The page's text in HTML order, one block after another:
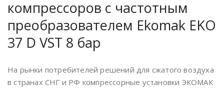
компрессоров с частотным
преобразователем Ekomak EKO
37 D VST 8 бар
На рынки потребителей решений для сжатого воздуха
в странах СНГ и РФ компрессорные установки ЭКОМАК